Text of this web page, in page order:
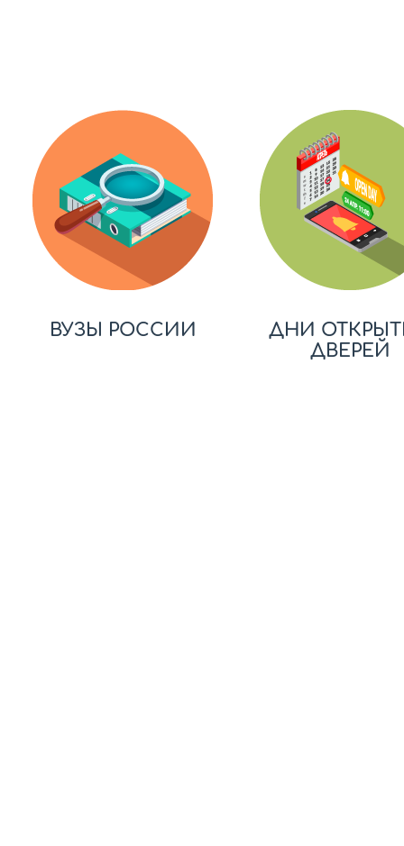
ВУЗЫ РОССИИ
ДНИ
ДВЕРЕЙ